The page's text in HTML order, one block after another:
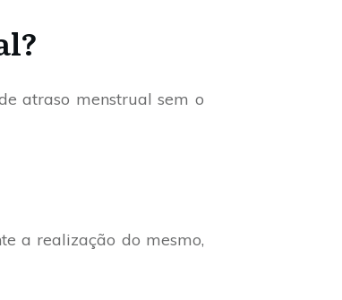
atraso menstrual sem o
a realização do mesmo,